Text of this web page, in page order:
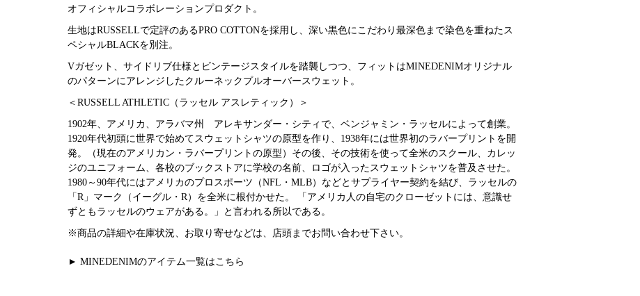
オフィシャルコラボレーションプロダクト。
生地はRUSSELLで定評のあるPRO COTTONを採用し、深い黒色にこだわり最深色まで染色を重ねたス
ペシャルBLACKを別注。
Vガゼット、サイドリブ仕様とビンテージスタイルを踏襲しつつ、フィットはMINEDENIMオリジナル
のパターンにアレンジしたクルーネックプルオーバースウェット。
＜RUSSELL ATHLETIC（ラッセル アスレティック）＞
1902年、アメリカ、アラバマ州 アレキサンダー・シティで、ベンジャミン・ラッセルによって創業。
1920年代初頭に世界で始めてスウェットシャツの原型を作り、1938年には世界初のラバープリントを開
発。（現在のアメリカン・ラバープリントの原型）その後、その技術を使って全米のスクール、カレッ
ジのユニフォーム、各校のブックストアに学校の名前、ロゴが入ったスウェットシャツを普及させた。
1980～90年代にはアメリカのプロスポーツ（NFL・MLB）などとサプライヤー契約を結び、ラッセルの
「R」マーク（イーグル・R）を全米に根付かせた。 「アメリカ人の自宅のクローゼットには、意識せ
ずともラッセルのウェアがある。」と言われる所以である。
※商品の詳細や在庫状況、お取り寄せなどは、店頭までお問い合わせ下さい。
▲ MINEDENIMのアイテム一覧はこちら